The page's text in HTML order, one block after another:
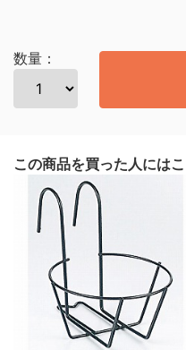
数量：
この商品を買った人には